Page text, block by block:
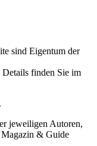
sind Eigentum der
Details finden Sie im
jeweiligen Autoren,
& Guide